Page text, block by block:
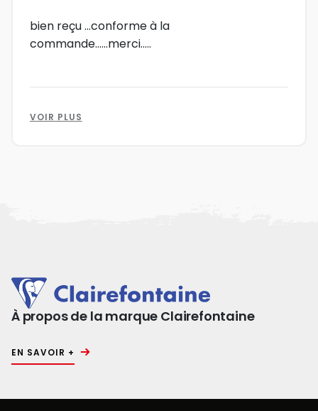
bien reçu ...conforme à la
commande......merci.....
VOIR PLUS
À propos de la marque Clairefontaine
EN SAVOIR +